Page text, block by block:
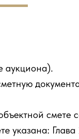
аукциона).
указана: